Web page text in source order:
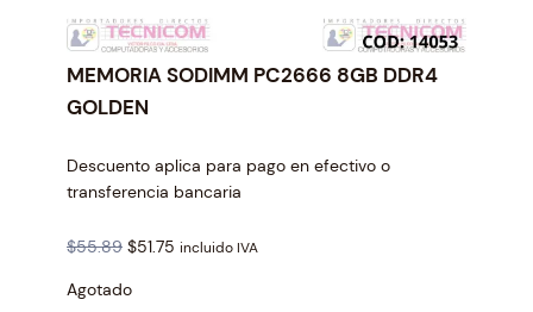
MEMORIA SODIMM PC2666 8GB DDR4
GOLDEN
Descuento aplica para pago en efectivo o
transferencia bancaria
$55.89 O
i
$51.75 Cincluido IVA
Agotado